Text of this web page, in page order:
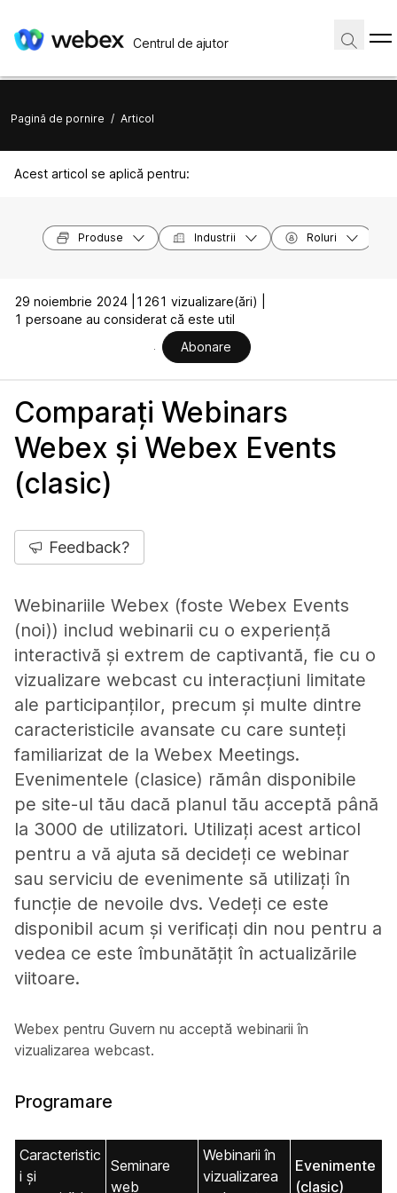
Centrul de ajutor
Pagină de pornire / Articol
Acest articol se aplică pentru:
Produse Industrii Roluri
29 noiembrie 2024 |
1261 vizualizare(ări) |
1 persoane au considerat că este util
Abonare
Comparați Webinars
Webex și Webex Events
(clasic)
Feedback?
Webinariile Webex (foste Webex Events
(noi)) includ webinarii cu o experiență
interactivă și extrem de captivantă, fie cu o
vizualizare webcast cu interacțiuni limitate
ale participanților, precum și multe dintre
caracteristicile avansate cu care sunteți
familiarizat de la Webex Meetings.
Evenimentele (clasice) rămân disponibile
pe site-ul tău dacă planul tău acceptă până
la 3000 de utilizatori. Utilizați acest articol
pentru a vă ajuta să decideți ce webinar
sau serviciu de evenimente să utilizați în
funcție de nevoile dvs. Vedeți ce este
disponibil acum și verificați din nou pentru a
vedea ce este îmbunătățit în actualizările
viitoare.
Webex pentru Guvern nu acceptă webinarii în
vizualizarea webcast.
Programare
Caracteristic
i și
Seminare
web
Webinarii în
vizualizarea
Evenimente
(clasic)